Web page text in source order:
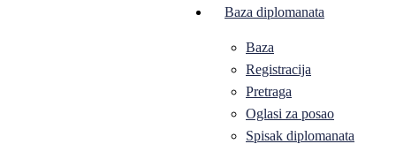
Baza diplomanata
Baza
Registracija
Pretraga
Oglasi za posao
Spisak diplomanata